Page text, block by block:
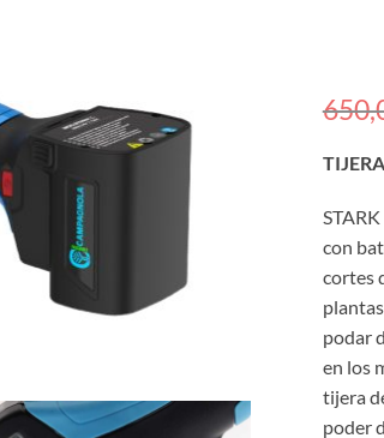
con
cortes
podar
en los
tijera
poder